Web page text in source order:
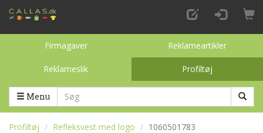
Firmagaver Reklameartikler
Reklameslik Profiltøj
Toggle categories
Menu
Profiltøj Refleksvest med logo 1060501783